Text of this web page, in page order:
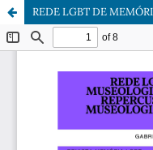
REDE LGBT DE